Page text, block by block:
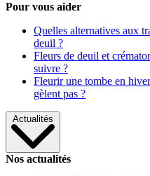
Pour vous aider
Quelles alternatives aux
deuil ?
Fleurs de deuil et
suivre ?
Fleurir une tombe en
gèlent pas ?
Actualités
Nos actualités